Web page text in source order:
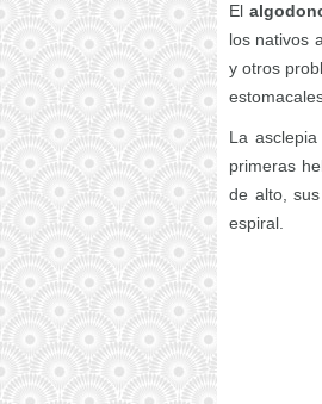
El
los nativos
y otros
La
primeras
de alto,
espiral.